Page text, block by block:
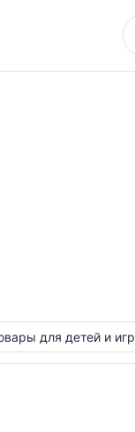
для детей и